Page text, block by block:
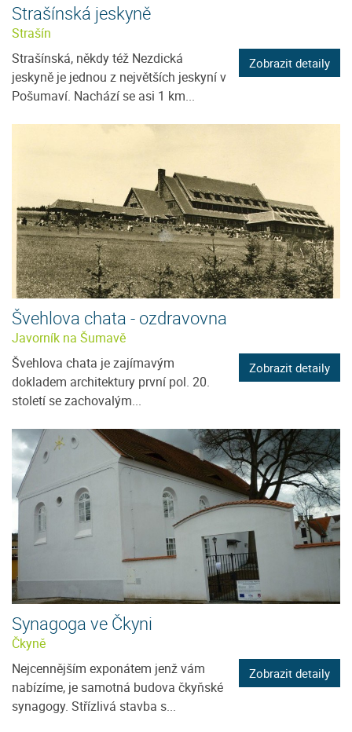
Strašínská jeskyně
Strašín
Strašínská, někdy též Nezdická
jeskyně je jednou z největších jeskyní v
Pošumaví. Nachází se asi 1 km...
Zobrazit detaily
Švehlova chata - ozdravovna
Javorník na Šumavě
Švehlova chata je zajímavým
dokladem architektury první pol. 20.
století se zachovalým...
Zobrazit detaily
Synagoga ve Čkyni
Čkyně
Nejcennějším exponátem jenž vám
nabízíme, je samotná budova čkyňské
synagogy. Střízlivá stavba s...
Zobrazit detaily